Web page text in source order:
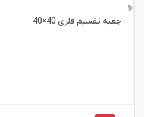
جعبه تقسیم فلزی 40×40